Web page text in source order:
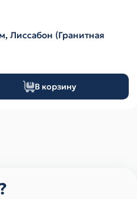
Лиссабон (Гранитная
В корзину